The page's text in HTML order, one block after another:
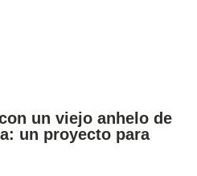
un viejo anhelo de
un proyecto para